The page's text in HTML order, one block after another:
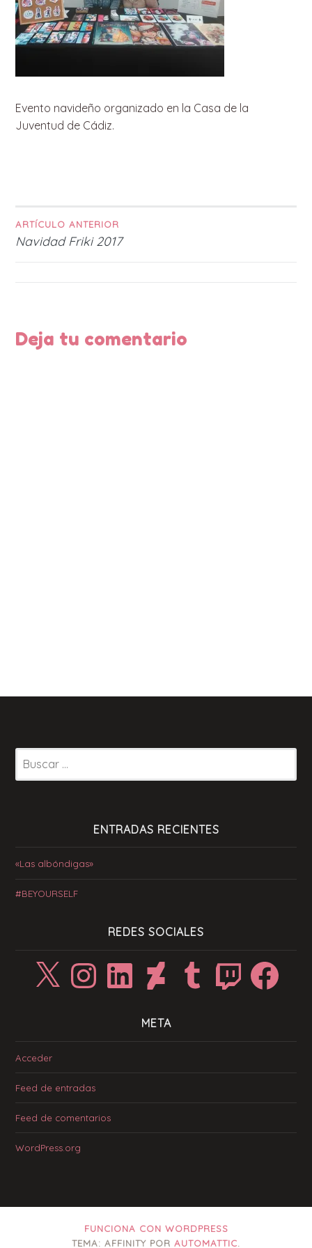
Evento navideño organizado en la Casa de la
Juventud de Cádiz.
Navegación
ARTÍCULO ANTERIOR
Navidad Friki 2017
Deja tu comentario
ENTRADAS RECIENTES
«Las albóndigas»
#BEYOURSELF
REDES SOCIALES
InstagramLinkedIn DeviantArtTumblr Twitch Facebook
META
Acceder
Feed de entradas
Feed de comentarios
WordPress.org
FUNCIONA CON WORDPRESS
TEMA: AFFINITY POR AUTOMATTIC